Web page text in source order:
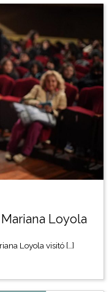
Loyola
Loyola visitó […]